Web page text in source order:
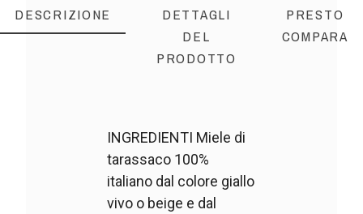
DESCRIZIONE
DETTAGLI
DEL
PRODOTTO
PRESTO
COMPARA
INGREDIENTI Miele di
tarassaco 100%
italiano dal colore giallo
vivo o beige e dal